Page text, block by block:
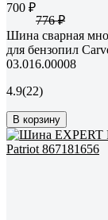
700 ₽
776 ₽
Шина сварная
для бензопил
03.016.00008
4.9(22)
В корзину